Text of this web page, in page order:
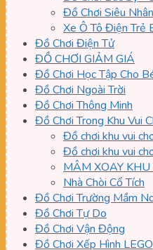
Đồ Chơi Siêu
Xe Ô Tô Điện Trẻ
Đồ Chơi Điện Tử
ĐỒ CHƠI GIẢM GIÁ
Đồ Chơi Học Tập Cho
Đồ Chơi Ngoài Trời
Đồ Chơi Thông Minh
Đồ Chơi Trong Khu Vui
Đồ chơi khu vui
Đồ chơi khu vui
MÂM XOAY KHU
Nhà Chòi Cổ Tích
Đồ Chơi Trường Mầm
Đồ Chơi Tự Do
Đồ Chơi Vận Động
Đồ Chơi Xếp Hình LEGO